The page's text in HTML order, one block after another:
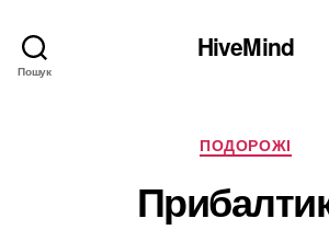
Пошук
HiveMind
Категорії
ПОДОРОЖІ